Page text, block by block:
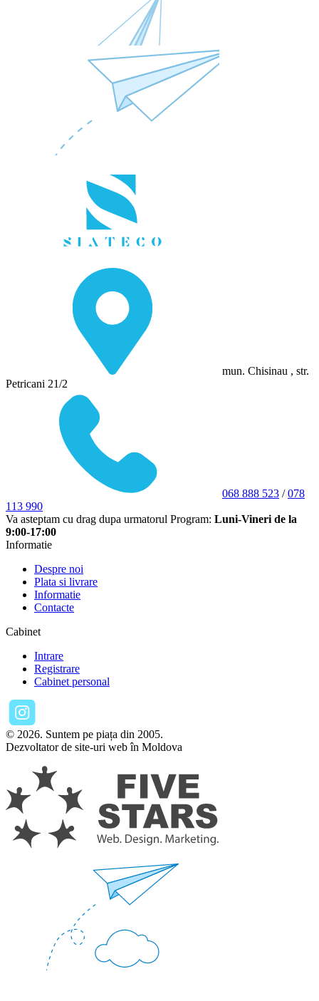
mun. Chisinau , str.
Petricani 21/2
068 888 523 /078
113 990
Va asteptam cu drag dupa urmatorul Program: Luni-Vineri de la
9:00-17:00
Informatie
Despre noi
Plata si livrare
Informatie
Contacte
Cabinet
Intrare
Registrare
Cabinet personal
© 2026. Suntem pe piața din 2005.
Dezvoltator de site-uri web în Moldova